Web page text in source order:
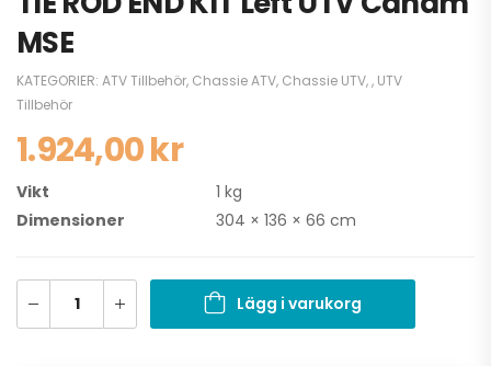
MSE
KATEGORIER: ATV Tillbehör, Chassie ATV, Chassie UTV,, UTV
Tillbehör
1.924,00kr
Vikt
1 kg
Dimensioner
304 × 136 × 66 cm
Lägg i varukorg